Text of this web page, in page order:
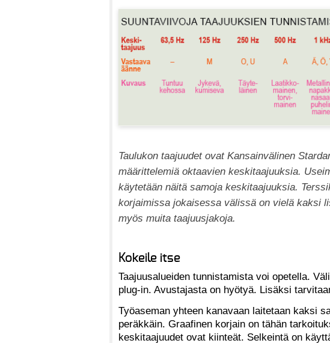
Taulukon taajuudet ovat Kansainvälinen
määrittelemiä oktaavien keskitaajuuksia.
käytetään näitä samoja keskitaajuuksia.
korjaimissa jokaisessa välissä on vielä kaksi
myös muita taajuusjakoja.
Kokeile itse
Taajuusalueiden tunnistamista voi opetella.
plug-in. Avustajasta on hyötyä. Lisäksi
Työaseman yhteen kanavaan laitetaan kaksi
peräkkäin. Graafinen korjain on tähän
keskitaajuudet ovat kiinteät. Selkeintä on